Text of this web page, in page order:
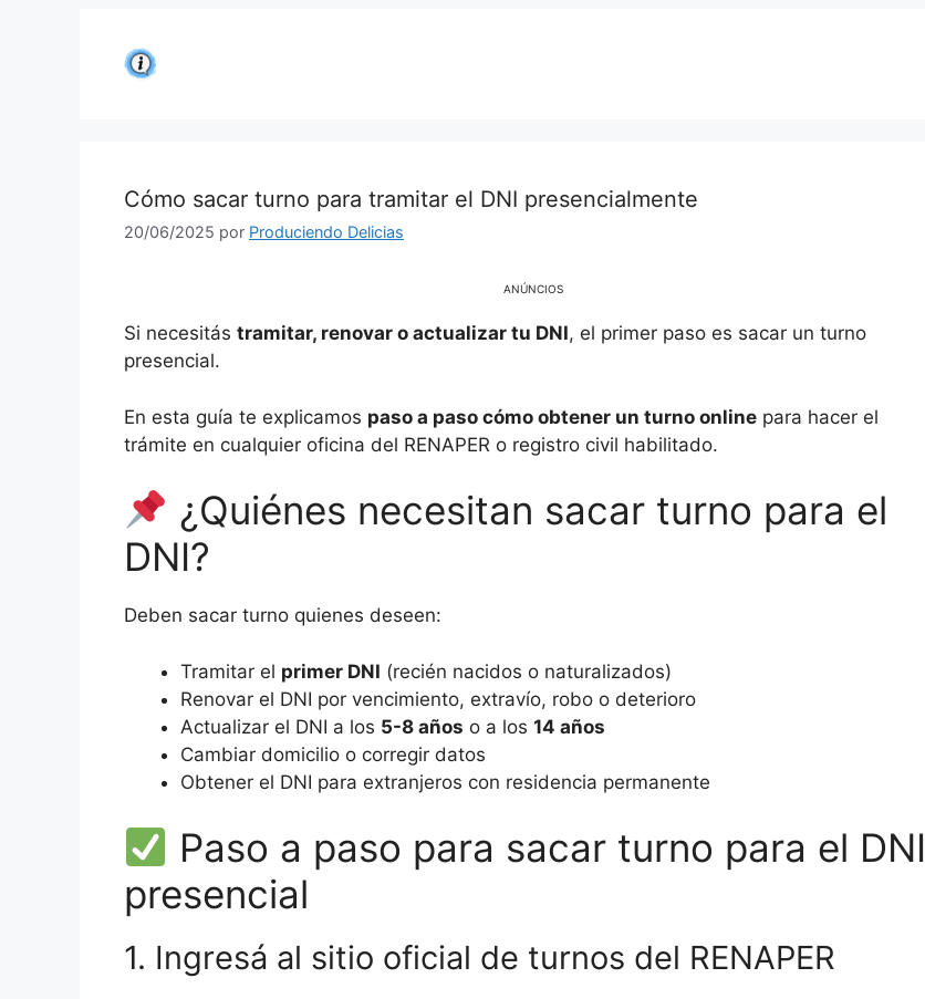
Cómo sacar turno para tramitar el DNI presencialmente
20/06/2025 por Produciendo Delicias
ANÚNCIOS
Si necesitás tramitar, renovar o actualizar tu DNI, el primer paso es sacar un turno
presencial.
En esta guía te explicamos paso a paso cómo obtener un turno online para hacer el
trámite en cualquier oficina del RENAPER o registro civil habilitado.
¿Quiénes necesitan sacar turno para el
DNI?
Deben sacar turno quienes deseen:
Tramitar el primer DNI (recién nacidos o naturalizados)
Renovar el DNI por vencimiento, extravío, robo o deterioro
Actualizar el DNI a los 5-8 años o a los 14 años
Cambiar domicilio o corregir datos
Obtener el DNI para extranjeros con residencia permanente
Paso a paso para sacar turno para el DNI
presencial
1. Ingresá al sitio oficial de turnos del RENAPER